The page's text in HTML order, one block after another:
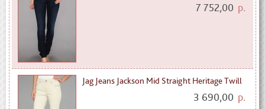
7 752,00 р.
Jag Jeans Jackson Mid Straight Heritage Twill
3 690,00 р.